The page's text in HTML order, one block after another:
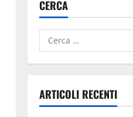
CERCA
ARTICOLI RECENTI